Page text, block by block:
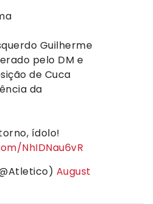
Guilherme
pelo DM e
de Cuca
da
ídolo!
NhIDNau6vR
August